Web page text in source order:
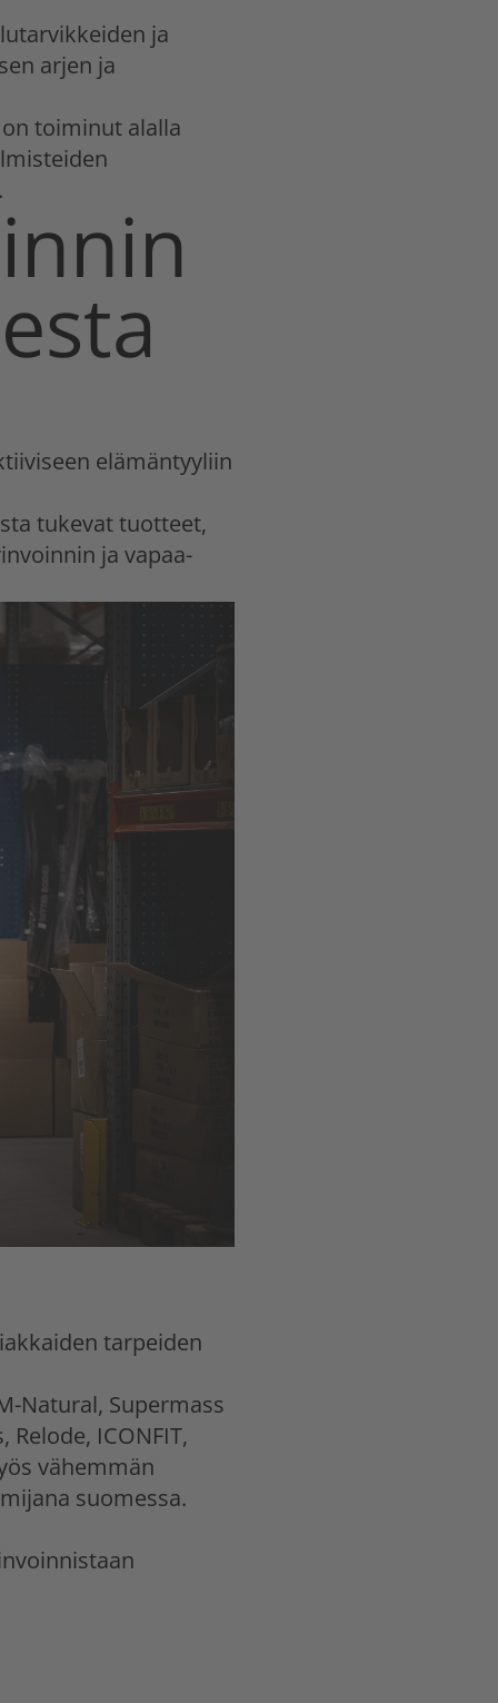
ja
arjen ja
toiminut alalla
elämäntyyliin
tukevat tuotteet,
ja vapaa-
tarpeiden
Natural, Supermass
ICONFIT,
vähemmän
suomessa.